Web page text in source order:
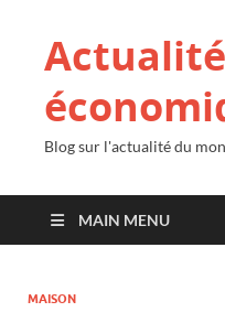
Actualité
Blog sur l'actualité du
MAIN MENU
MAISON